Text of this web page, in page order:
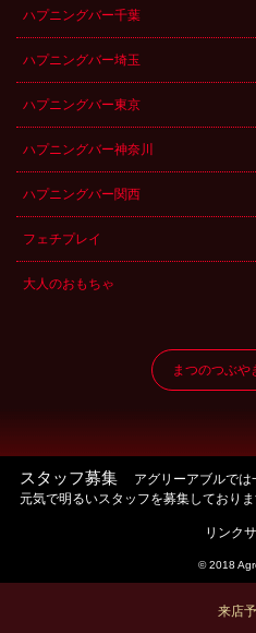
ハプニングバー千葉
ハプニングバー埼玉
ハプニングバー東京
ハプニングバー神奈川
ハプニングバー関西
フェチプレイ
大人のおもちゃ
まつのつぶや
スタッフ募集
アグリーアブルで
元気で明るいスタッフを募集しており
リンク
© 2018
来店